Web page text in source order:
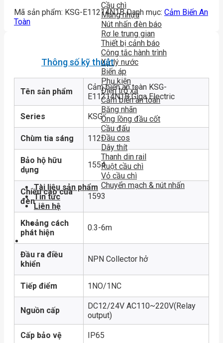
Cầu chì
Máng nhựa
Nút nhấn đèn báo
Rơ le trung gian
Thiết bị cảnh báo
Công tắc hành trình
Xử lý nước
Biến áp
Phụ kiện
Điện trở xả
Cảm biến an toàn
Băng nhãn
Ống lồng đầu cốt
Cầu đấu
Đầu cos
Dây thít
Thanh din rail
Ruột cầu chì
Vỏ cầu chì
Chuyển mạch & nút nhấn
Tài liệu sản phẩm
Tin tức
Liên hệ
Mã sản phẩm: KSG-E11214N1B Danh mục: Cảm Biến An
Toàn
Thông số kỹ thuật
Tên sản phẩm
Cảm biến an toàn KSG-
E11214N1B Giga Electric
Series KSG
Chùm tia sáng 112
Bảo hộ hữu
dụng
1554
Chiều cao của
đèn
1593
Khoảng cách
phát hiện
0.3-6m
Đầu ra điều
khiển
NPN Collector hở
Tiếp điểm 1NO/1NC
Nguồn cấp
DC12/24V AC110~220V(Relay
output)
Cấp bảo vệ IP65